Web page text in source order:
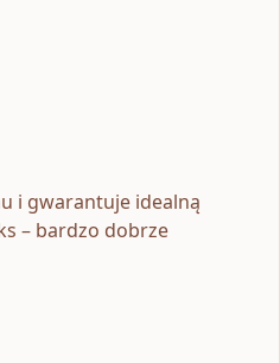
i gwarantuje idealną
– bardzo dobrze